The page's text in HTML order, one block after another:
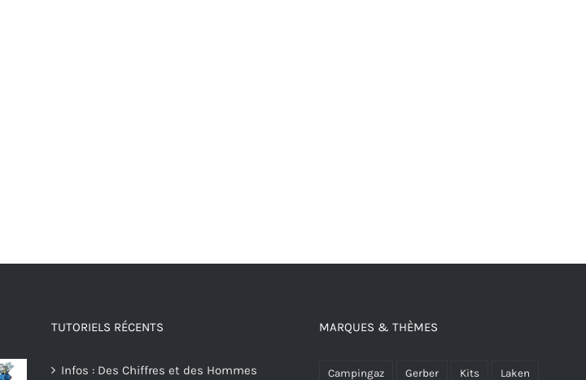
TUTORIELS RÉCENTS
Infos : Des Chiffres et des Hommes
MARQUES & THÈMES
Campingaz Gerber Kits Laken